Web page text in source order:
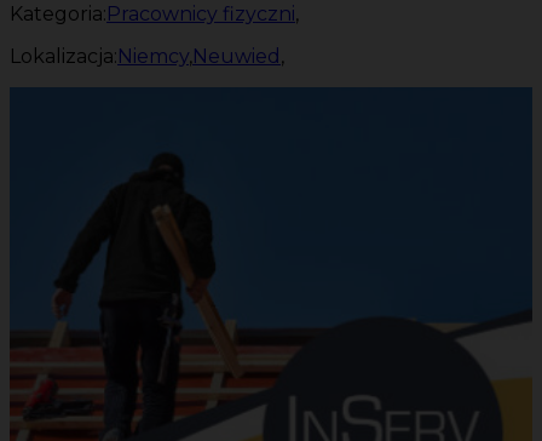
Kategoria:Pracownicy fizyczni,
Lokalizacja:Niemcy,Neuwied ,